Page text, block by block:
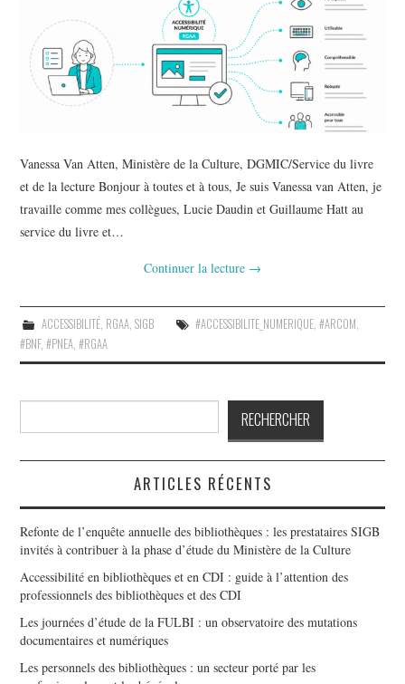
Vanessa Van Atten, Ministère de la Culture, DGMIC/Service du livre
et de la lecture Bonjour à toutes et à tous, Je suis Vanessa van Atten, je
travaille comme mes collègues, Lucie Daudin et Guillaume Hatt au
service du livre et…
Continuer la lecture →
ACCESSIBILITÉ, RGAA, SIGB #ACCESSIBILITE_NUMERIQUE, #ARCOM,
#BNF,#PNEA,#RGAA
RECHERCHER
ARTICLES RÉCENTS
Refonte de l’enquête annuelle des bibliothèques : les prestataires SIGB
invités à contribuer à la phase d’étude du Ministère de la Culture
Accessibilité en bibliothèques et en CDI : guide à l’attention des
professionnels des bibliothèques et des CDI
Les journées d’étude de la FULBI : un observatoire des mutations
documentaires et numériques
Les personnels des bibliothèques : un secteur porté par les